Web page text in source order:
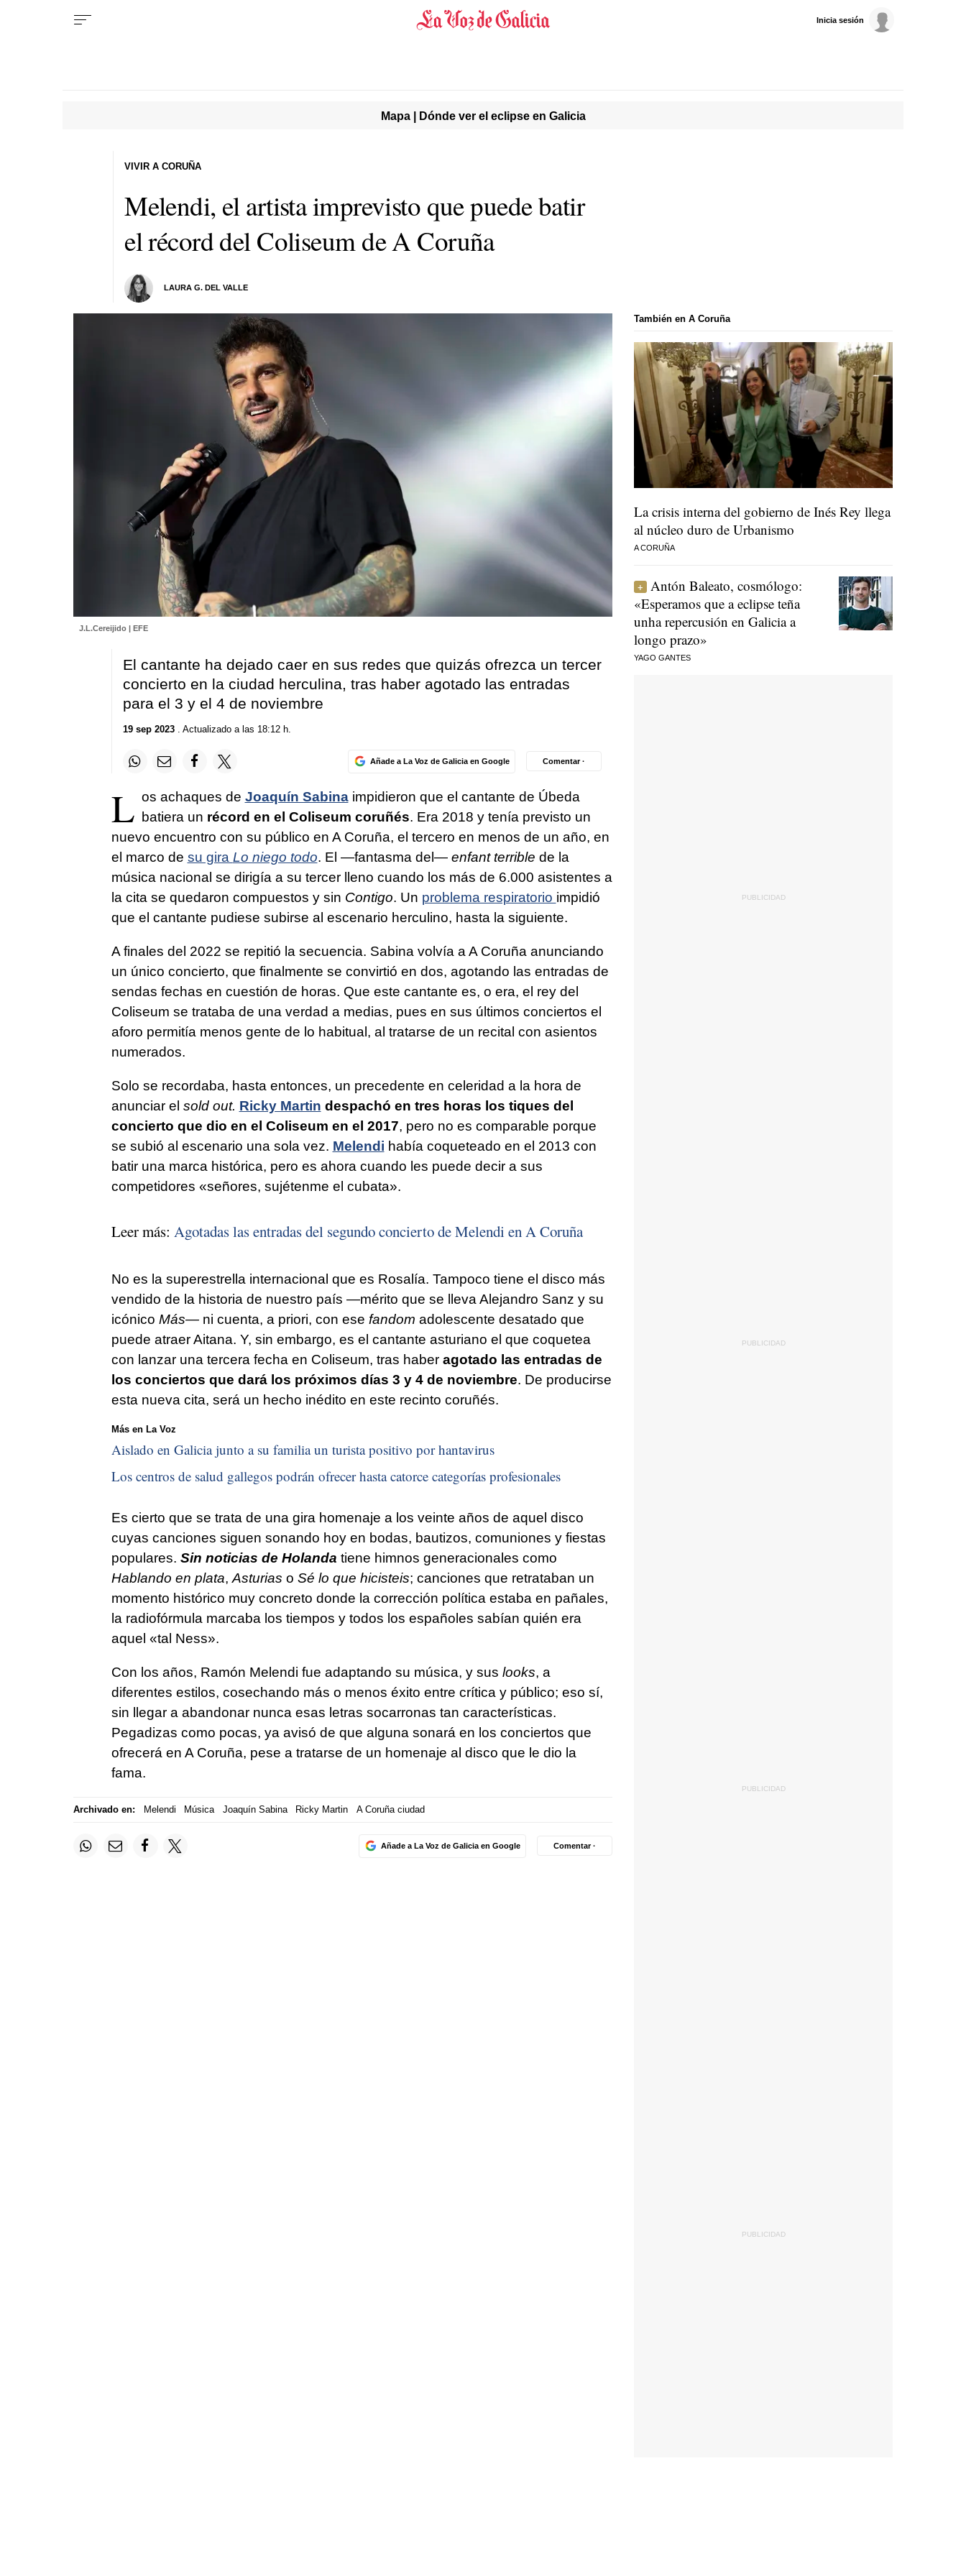
Inicia sesión
Mapa | Dónde ver el eclipse en Galicia
Melendi, el artista imprevisto que puede batir
el récord del Coliseum de A Coruña
LAURA G. DEL VALLE
VIVIR A CORUÑA
J.L.Cereijido | EFE
El cantante ha dejado caer en sus redes que quizás ofrezca un tercer
concierto en la ciudad herculina, tras haber agotado las entradas
para el 3 y el 4 de noviembre
19 sep 2023. Actualizado a las 18:12 h.
Añade a La Voz de Galicia en Google Comentar ·
L os achaques de Joaquín Sabinaimpidieron que el cantante de Úbeda
batiera un récord en el Coliseum coruñés. Era 2018 y tenía previsto un
nuevo encuentro con su público en A Coruña, el tercero en menos de un año, en
el marco de su gira Lo niego todo. El —fantasma del— enfant terrible de la
música nacional se dirigía a su tercer lleno cuando los más de 6.000 asistentes a
la cita se quedaron compuestos y sin Contigo. Un problema respiratorio impidió
que el cantante pudiese subirse al escenario herculino, hasta la siguiente.
A finales del 2022 se repitió la secuencia. Sabina volvía a A Coruña anunciando
un único concierto, que finalmente se convirtió en dos, agotando las entradas de
sendas fechas en cuestión de horas. Que este cantante es, o era, el rey del
Coliseum se trataba de una verdad a medias, pues en sus últimos conciertos el
aforo permitía menos gente de lo habitual, al tratarse de un recital con asientos
numerados.
Solo se recordaba, hasta entonces, un precedente en celeridad a la hora de
anunciar el sold out. Ricky Martin despachó en tres horas los tiques del
concierto que dio en el Coliseum en el 2017, pero no es comparable porque
se subió al escenario una sola vez. Melendi había coqueteado en el 2013 con
batir una marca histórica, pero es ahora cuando les puede decir a sus
competidores «señores, sujétenme el cubata».
Leer más: Agotadas las entradas del segundo concierto de Melendi en A Coruña
No es la superestrella internacional que es Rosalía. Tampoco tiene el disco más
vendido de la historia de nuestro país —mérito que se lleva Alejandro Sanz y su
icónico Más— ni cuenta, a priori, con ese fandom adolescente desatado que
puede atraer Aitana. Y, sin embargo, es el cantante asturiano el que coquetea
con lanzar una tercera fecha en Coliseum, tras haber agotado las entradas de
los conciertos que dará los próximos días 3 y 4 de noviembre. De producirse
esta nueva cita, será un hecho inédito en este recinto coruñés.
Más en La Voz
Aislado en Galicia junto a su familia un turista positivo por hantavirus
Los centros de salud gallegos podrán ofrecer hasta catorce categorías profesionales
Es cierto que se trata de una gira homenaje a los veinte años de aquel disco
cuyas canciones siguen sonando hoy en bodas, bautizos, comuniones y fiestas
populares. Sin noticias de Holanda tiene himnos generacionales como
Hablando en plata, Asturias o Sé lo que hicisteis; canciones que retrataban un
momento histórico muy concreto donde la corrección política estaba en pañales,
la radiofórmula marcaba los tiempos y todos los españoles sabían quién era
aquel «tal Ness».
Con los años, Ramón Melendi fue adaptando su música, y sus looks, a
diferentes estilos, cosechando más o menos éxito entre crítica y público; eso sí,
sin llegar a abandonar nunca esas letras socarronas tan características.
Pegadizas como pocas, ya avisó de que alguna sonará en los conciertos que
ofrecerá en A Coruña, pese a tratarse de un homenaje al disco que le dio la
fama.
Archivado en: Melendi Música Joaquín Sabina Ricky Martin A Coruña ciudad
Añade a La Voz de Galicia en Google Comentar ·
También en A Coruña
La crisis interna del gobierno de Inés Rey llega
al núcleo duro de Urbanismo
A CORUÑA
Antón Baleato, cosmólogo:
«Esperamos que a eclipse teña
unha repercusión en Galicia a
longo prazo»
YAGO GANTES